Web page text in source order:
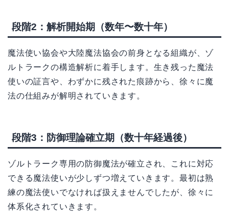
段階2：解析開始期（数年〜数十年）
魔法使い協会や大陸魔法協会の前身となる組織が、ゾ
ルトラークの構造解析に着手します。生き残った魔法
使いの証言や、わずかに残された痕跡から、徐々に魔
法の仕組みが解明されていきます。
段階3：防御理論確立期（数十年経過後）
ゾルトラーク専用の防御魔法が確立され、これに対応
できる魔法使いが少しずつ増えていきます。最初は熟
練の魔法使いでなければ扱えませんでしたが、徐々に
体系化されていきます。